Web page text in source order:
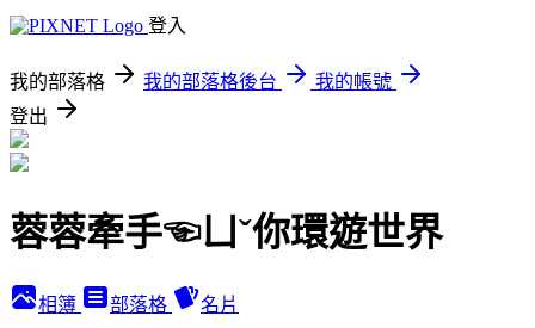
登入
我的部落格 我的部落格後台
我的帳號
登出
蓉蓉牽手☜ㄩˇ你環遊世界
相簿 部落格 名片